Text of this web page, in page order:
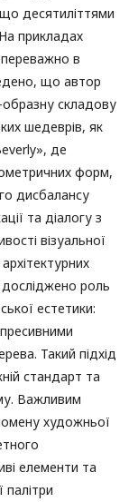
десятиліттями
прикладах
переважно в
що автор
складову
шедеврів, як
де
форм,
дисбалансу
та діалогу з
візуальної
роль
естетики:
Такий підхід
стандарт та
Важливим
художньої
елементи та
палітри